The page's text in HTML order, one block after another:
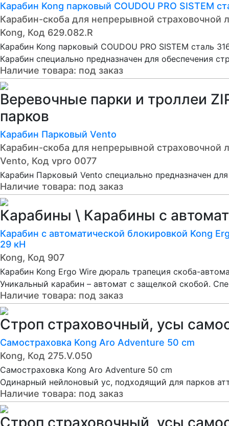
Карабин Kong парковый COUDOU PRO SISTEM
Карабин-скоба для непрерывной страховочной
Kong, Код 629.082.R
Карабин Kong парковый COUDOU PRO SISTEM сталь
Карабин специально предназначен для обеспечения
Наличие товара: под заказ
Веревочные парки и троллеи
парков
Карабин Парковый Vento
Карабин-скоба для непрерывной страховочной
Vento, Код vpro 0077
Карабин Парковый Vento специально предназначен
Наличие товара: под заказ
Карабины \ Карабины с
Карабин с автоматической блокировкой Kong
29 кН
Kong, Код 907
Карабин Kong Ergo Wire дюраль трапеция скоба-
Уникальный карабин – автомат с защелкой скобой.
Наличие товара: под заказ
Строп страховочный, усы
Самостраховка Kong Aro Adventure 50 cm
Kong, Код 275.V.050
Самостраховка Kong Aro Adventure 50 cm
Одинарный нейлоновый ус, подходящий для парков
Наличие товара: под заказ
Строп страховочный, усы